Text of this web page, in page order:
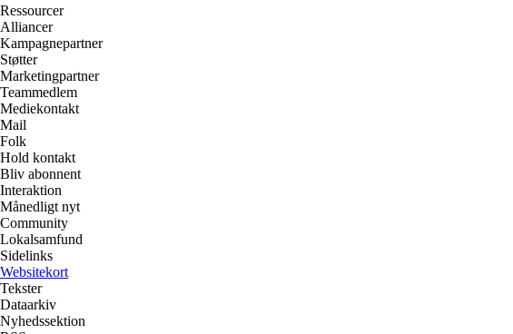
Ressourcer
Alliancer
Kampagnepartner
Støtter
Marketingpartner
Teammedlem
Mediekontakt
Mail
Folk
Hold kontakt
Bliv abonnent
Interaktion
Månedligt nyt
Community
Lokalsamfund
Sidelinks
Websitekort
Tekster
Dataarkiv
Nyhedssektion